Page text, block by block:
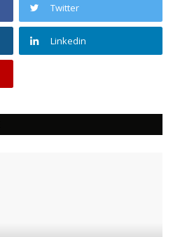
Twitter
Linkedin